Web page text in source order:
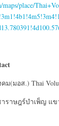
place/
(มอส.) Thai
ราษฎร์บำเพ็ญ แข